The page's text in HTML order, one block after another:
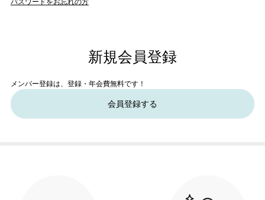
新規会員登録
メンバー登録は、登録・年会費無料です！
会員登録する